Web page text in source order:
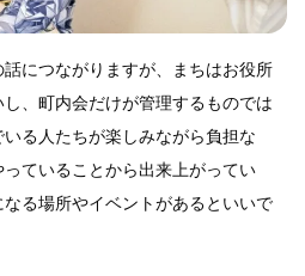
につながりますが、まちはお役所
、町内会だけが管理するものでは
る人たちが楽しみながら負担な
ていることから出来上がってい
る場所やイベントがあるといいで